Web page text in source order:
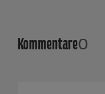
Kommentare0